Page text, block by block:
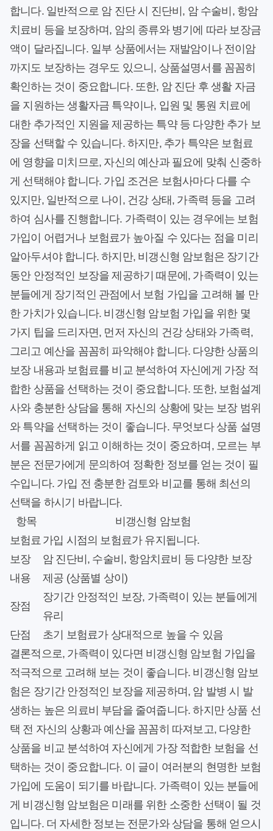
합니다. 일반적으로 암 진단 시 진단비, 암 수술비, 항암
치료비 등을 보장하며, 암의 종류와 병기에 따라 보장금
액이 달라집니다. 일부 상품에서는 재발암이나 전이암
까지도 보장하는 경우도 있으니, 상품설명서를 꼼꼼히
확인하는 것이 중요합니다. 또한, 암 진단 후 생활 자금
을 지원하는 생활자금 특약이나, 입원 및 통원 치료에
대한 추가적인 지원을 제공하는 특약 등 다양한 추가 보
장을 선택할 수 있습니다. 하지만, 추가 특약은 보험료
에 영향을 미치므로, 자신의 예산과 필요에 맞춰 신중하
게 선택해야 합니다. 가입 조건은 보험사마다 다를 수
있지만, 일반적으로 나이, 건강 상태, 가족력 등을 고려
하여 심사를 진행합니다. 가족력이 있는 경우에는 보험
가입이 어렵거나 보험료가 높아질 수 있다는 점을 미리
알아두셔야 합니다. 하지만, 비갱신형 암보험은 장기간
동안 안정적인 보장을 제공하기 때문에, 가족력이 있는
분들에게 장기적인 관점에서 보험 가입을 고려해 볼 만
한 가치가 있습니다. 비갱신형 암보험 가입을 위한 몇
가지 팁을 드리자면, 먼저 자신의 건강 상태와 가족력,
그리고 예산을 꼼꼼히 파악해야 합니다. 다양한 상품의
보장 내용과 보험료를 비교 분석하여 자신에게 가장 적
합한 상품을 선택하는 것이 중요합니다. 또한, 보험설계
사와 충분한 상담을 통해 자신의 상황에 맞는 보장 범위
와 특약을 선택하는 것이 좋습니다. 무엇보다 상품 설명
서를 꼼꼼하게 읽고 이해하는 것이 중요하며, 모르는 부
분은 전문가에게 문의하여 정확한 정보를 얻는 것이 필
수입니다. 가입 전 충분한 검토와 비교를 통해 최선의
선택을 하시기 바랍니다.
항목
비갱신형 암보험
보험료 가입 시점의 보험료가 유지됩니다.
보장
내용
암 진단비, 수술비, 항암치료비 등 다양한 보장
제공 (상품별 상이)
장점
장기간 안정적인 보장, 가족력이 있는 분들에게
유리
단점
초기 보험료가 상대적으로 높을 수 있음
결론적으로, 가족력이 있다면 비갱신형 암보험 가입을
적극적으로 고려해 보는 것이 좋습니다. 비갱신형 암보
험은 장기간 안정적인 보장을 제공하며, 암 발병 시 발
생하는 높은 의료비 부담을 줄여줍니다. 하지만 상품 선
택 전 자신의 상황과 예산을 꼼꼼히 따져보고, 다양한
상품을 비교 분석하여 자신에게 가장 적합한 보험을 선
택하는 것이 중요합니다. 이 글이 여러분의 현명한 보험
가입에 도움이 되기를 바랍니다. 가족력이 있는 분들에
게 비갱신형 암보험은 미래를 위한 소중한 선택이 될 것
입니다. 더 자세한 정보는 전문가와 상담을 통해 얻으시